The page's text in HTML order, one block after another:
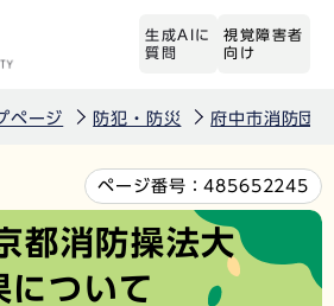
生成AIに
質問
視覚障害者
向け
ページ 防犯・防災 府中市消防団
ページ番号：485652245
都消防操法大
について